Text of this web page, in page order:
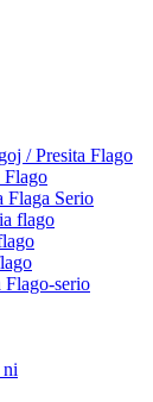
/ Presita Flago
Flago
Flaga Serio
flago
Flago-serio